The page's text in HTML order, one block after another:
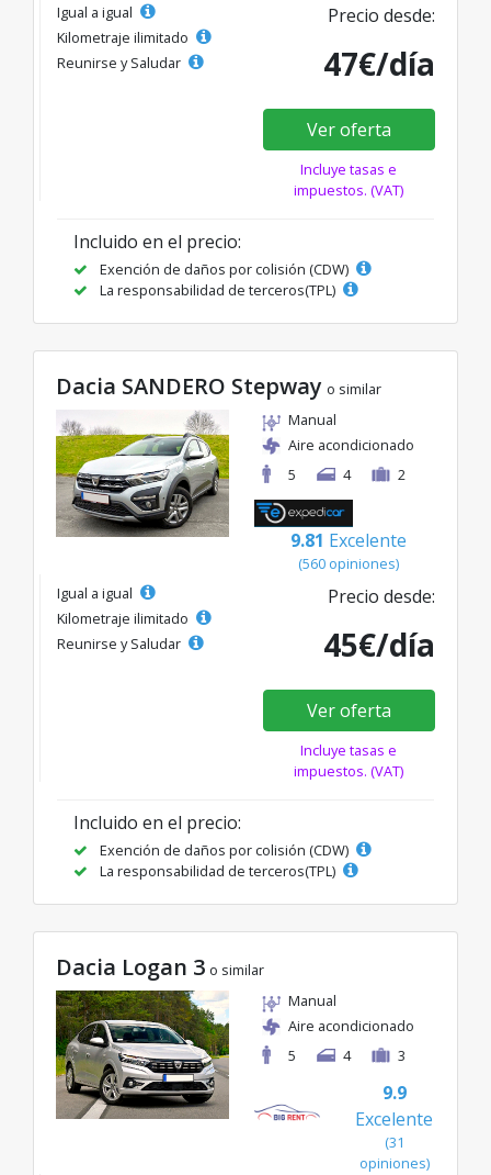
Igual a igual
Kilometraje ilimitado
Reunirse y Saludar
Precio desde:
47€/día
Ver oferta
Incluye tasas e
impuestos. (VAT)
Incluido en el precio:
Exención de daños por colisión (CDW)
La responsabilidad de terceros(TPL)
Dacia SANDERO Stepway o similar
Manual
Aire acondicionado
5
4 2
9.81 Excelente
(560 opiniones)
Igual a igual
Kilometraje ilimitado
Reunirse y Saludar
Precio desde:
45€/día
Ver oferta
Incluye tasas e
impuestos. (VAT)
Incluido en el precio:
Exención de daños por colisión (CDW)
La responsabilidad de terceros(TPL)
Dacia Logan 3 o similar
Manual
Aire acondicionado
5
4 3
9.9
Excelente
(31
opiniones)